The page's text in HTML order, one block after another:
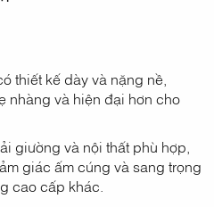
thiết kế dày và nặng nề,
nhàng và hiện đại hơn cho
giường và nội thất phù hợp,
giác ấm cúng và sang trọng
cao cấp khác.